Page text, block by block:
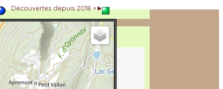
Découvertes depuis 2018 =►